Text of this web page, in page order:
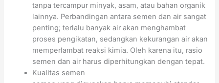
tanpa tercampur minyak, asam, atau bahan organik
lainnya. Perbandingan antara semen dan air sangat
penting; terlalu banyak air akan menghambat
proses pengikatan, sedangkan kekurangan air akan
memperlambat reaksi kimia. Oleh karena itu, rasio
semen dan air harus diperhitungkan dengan tepat.
Kualitas semen